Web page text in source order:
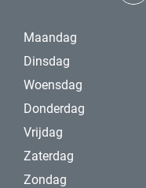
Maandag
Dinsdag
Woensdag
Donderdag
Vrijdag
Zaterdag
Zondag